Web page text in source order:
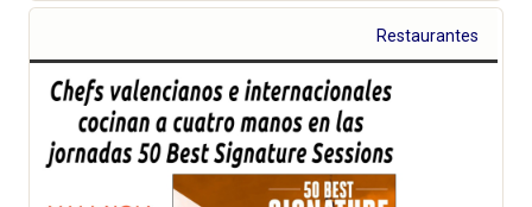
Restaurantes